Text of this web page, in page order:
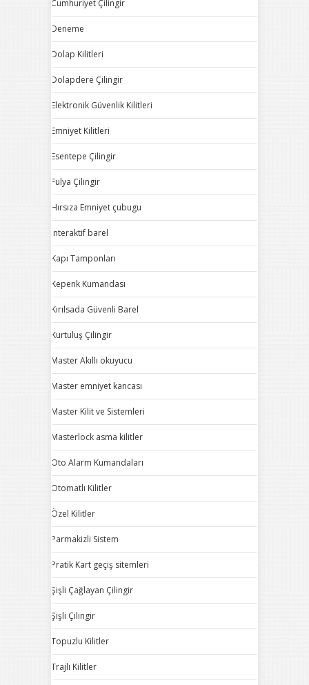
Cumhuriyet Çilingir
Deneme
Dolap Kilitleri
Dolapdere Çilingir
Elektronik Güvenlik Kilitleri
Emniyet Kilitleri
Esentepe Çilingir
Fulya Çilingir
Hırsıza Emniyet çubugu
Interaktif barel
Kapı Tamponları
Kepenk Kumandası
Kırılsada Güvenli Barel
Kurtuluş Çilingir
Master Akıllı okuyucu
Master emniyet kancası
Master Kilit ve Sistemleri
Masterlock asma kilitler
Oto Alarm Kumandaları
Otomatlı Kilitler
Özel Kilitler
Parmakizli Sistem
Pratik Kart geçiş sitemleri
Şişli Çağlayan Çilingir
Şişli Çilingir
Topuzlu Kilitler
Trajlı Kilitler